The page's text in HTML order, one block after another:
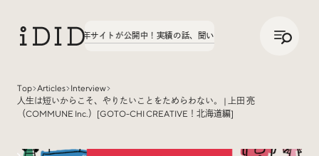
学園70周年サイトが公開中！ 実績の話、聞いてみた。第3弾、八文字学園70周年サ
JP
Articles
Top Articles Interview
人生は短いからこそ、やりたいことをためらわない。 | 上田 亮
（COMMUNE Inc.）[GOTO-CHI CREATIVE！北海道編]